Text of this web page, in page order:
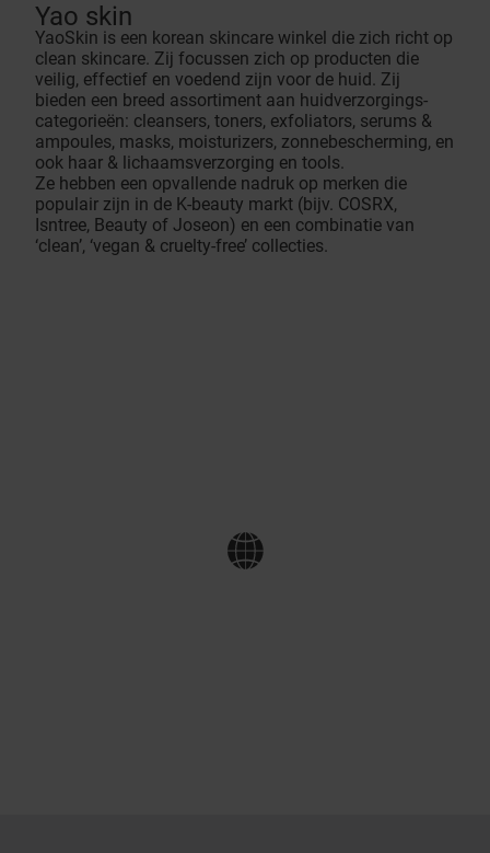
Yao skin
YaoSkin is een korean skincare winkel die zich richt op
clean skincare. Zij focussen zich op producten die
veilig, effectief en voedend zijn voor de huid. Zij
bieden een breed assortiment aan huidverzorgings-
categorieën: cleansers, toners, exfoliators, serums &
ampoules, masks, moisturizers, zonnebescherming, en
ook haar & lichaamsverzorging en tools.
Ze hebben een opvallende nadruk op merken die
populair zijn in de K-beauty markt (bijv. COSRX,
Isntree, Beauty of Joseon) en een combinatie van
‘clean’, ‘vegan & cruelty-free’ collecties.